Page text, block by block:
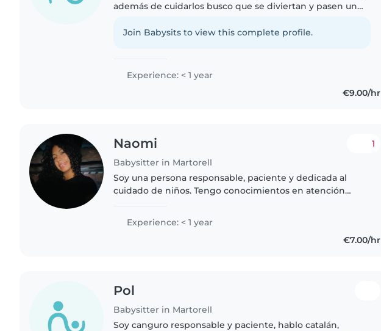
además de cuidarlos busco que se diviertan y pasen un
nuevas experiencias.
Join Babysits to view this complete profile.
Experience: < 1 year
€9.00/hr
Naomi
Babysitter in Martorell
1
Soy una persona responsable, paciente y dedicada al
cuidado de niños. Tengo conocimientos en atención
apoyo en tareas escolares..
Experience: < 1 year
€7.00/hr
Pol
Babysitter in Martorell
Soy canguro responsable y paciente, hablo catalán,